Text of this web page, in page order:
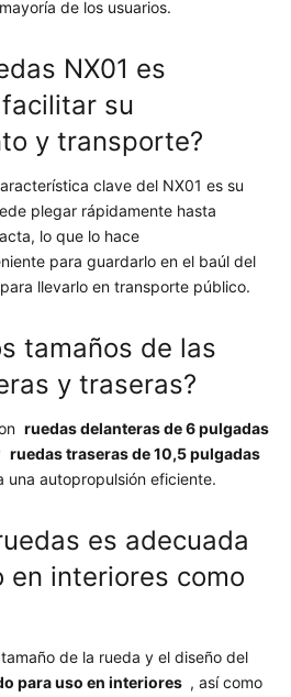
de los usuarios.
NX01 es
su
y transporte?
clave del NX01 es su
plegar rápidamente hasta
lo que lo hace
para guardarlo en el baúl del
llevarlo en transporte público.
tamaños de las
y traseras?
ruedas delanteras de 6 pulgadas
ruedas traseras de 10,5 pulgadas
una autopropulsión eficiente.
es adecuada
en interiores como
de la rueda y el diseño del
para uso en interiores , así como